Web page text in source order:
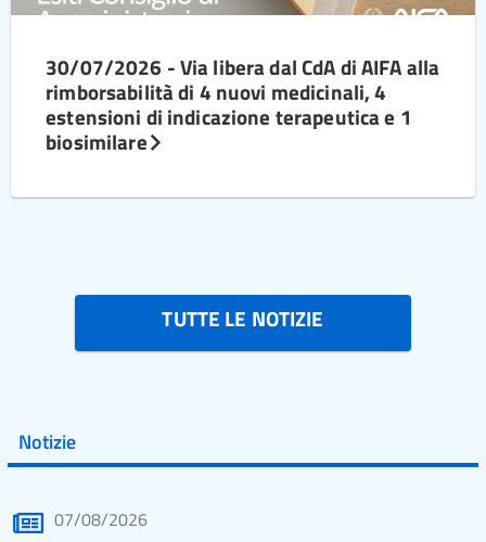
30/07/2026 - Via libera dal CdA di AIFA alla
rimborsabilità di 4 nuovi medicinali, 4
estensioni di indicazione terapeutica e 1
biosimilare
TUTTE LE NOTIZIE
Notizie
07/08/2026